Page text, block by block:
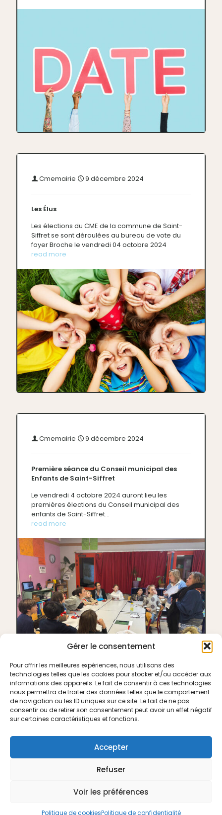
Gérer le consentement
Pour offrir les meilleures expériences, nous utilisons des
technologies telles que les cookies pour stocker et/ou accéder aux
informations des appareils. Le fait de consentir à ces technologies
nous permettra de traiter des données telles que le comportement
de navigation ou les ID uniques sur ce site. Le fait de ne pas
consentir ou de retirer son consentement peut avoir un effet négatif
sur certaines caractéristiques et fonctions.
Accepter
Refuser
Voir les préférences
Politique de cookiesPolitique de confidentialité
Cmemairie 9 décembre 2024
Les Élus
Les élections du CME de la commune de Saint-
Siffret se sont déroulées au bureau de vote du
foyer Broche le vendredi 04 octobre 2024
read more
Cmemairie 9 décembre 2024
Première séance du Conseil municipal des
Enfants de Saint-Siffret
Le vendredi 4 octobre 2024 auront lieu les
premières élections du Conseil municipal des
enfants de Saint-Siffret...
read more
© 2026 Conseil Municipal des Enfants - Saint Siffret |
Tous droits réservés | ConceptionStudio Ekodesign